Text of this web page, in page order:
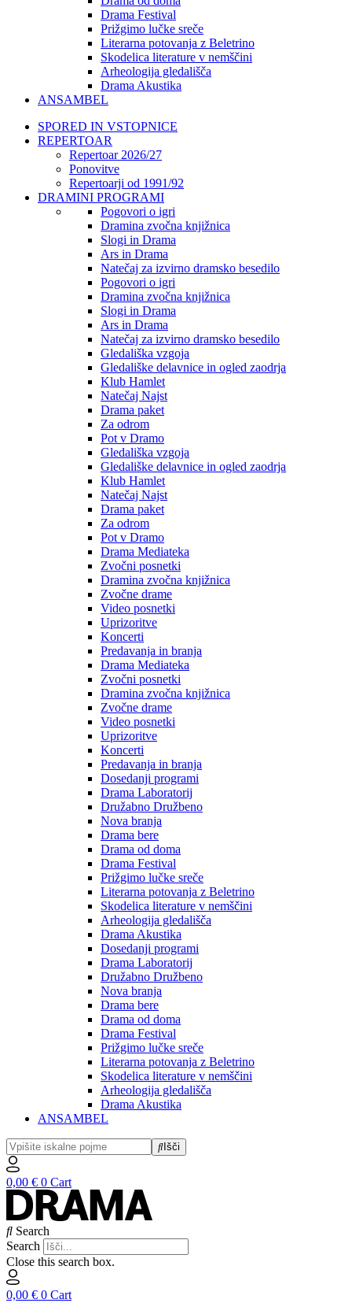
Drama Festival
Prižgimo lučke sreče
Literarna potovanja z Beletrino
Skodelica literature v nemščini
Arheologija gledališča
Drama Akustika
ANSAMBEL
SPORED IN VSTOPNICE
REPERTOAR
Repertoar 2026/27
Ponovitve
Repertoarji od 1991/92
DRAMINI PROGRAMI
Pogovori o igri
Dramina zvočna knjižnica
Slogi in Drama
Ars in Drama
Natečaj za izvirno dramsko besedilo
Pogovori o igri
Dramina zvočna knjižnica
Slogi in Drama
Ars in Drama
Natečaj za izvirno dramsko besedilo
Gledališka vzgoja
Gledališke delavnice in ogled zaodrja
Klub Hamlet
Natečaj Najst
Drama paket
Za odrom
Pot v Dramo
Gledališka vzgoja
Gledališke delavnice in ogled zaodrja
Klub Hamlet
Natečaj Najst
Drama paket
Za odrom
Pot v Dramo
Drama Mediateka
Zvočni posnetki
Dramina zvočna knjižnica
Zvočne drame
Video posnetki
Uprizoritve
Koncerti
Predavanja in branja
Drama Mediateka
Zvočni posnetki
Dramina zvočna knjižnica
Zvočne drame
Video posnetki
Uprizoritve
Koncerti
Predavanja in branja
Dosedanji programi
Drama Laboratorij
Družabno Družbeno
Nova branja
Drama bere
Drama od doma
Drama Festival
Prižgimo lučke sreče
Literarna potovanja z Beletrino
Skodelica literature v nemščini
Arheologija gledališča
Drama Akustika
Dosedanji programi
Drama Laboratorij
Družabno Družbeno
Nova branja
Drama bere
Drama od doma
Drama Festival
Prižgimo lučke sreče
Literarna potovanja z Beletrino
Skodelica literature v nemščini
Arheologija gledališča
Drama Akustika
ANSAMBEL
Išči
0,00 € 0 Cart
Search
Search
Close this search box.
0,00 € 0 Cart